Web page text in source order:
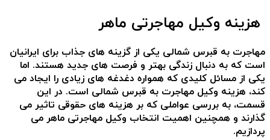
هزینه وکیل مهاجرتی ماهر
مهاجرت به قبرس شمالی یکی از گزینه های جذاب برای ایرانیان
است که به دنبال زندگی بهتر و فرصت های جدید هستند. اما
یکی از مسائل کلیدی که همواره دغدغه های زیادی را ایجاد می
کند، هزینه وکیل مهاجرت به قبرس شمالی است. در این
قسمت، به بررسی عواملی که بر هزینه های حقوقی تاثیر می
گذارند و همچنین اهمیت انتخاب وکیل مهاجرتی ماهر می
پردازیم.